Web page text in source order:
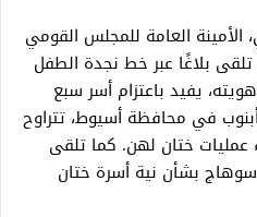
الأمينة العامة للمجلس القومي
بلاغًا عبر خط نجدة الطفل
يفيد باعتزام أسر سبع
في محافظة أسيوط، تتراوح
عامًا، إجراء عمليات ختان لهن. كما تلقى
بشأن نية أسرة ختان